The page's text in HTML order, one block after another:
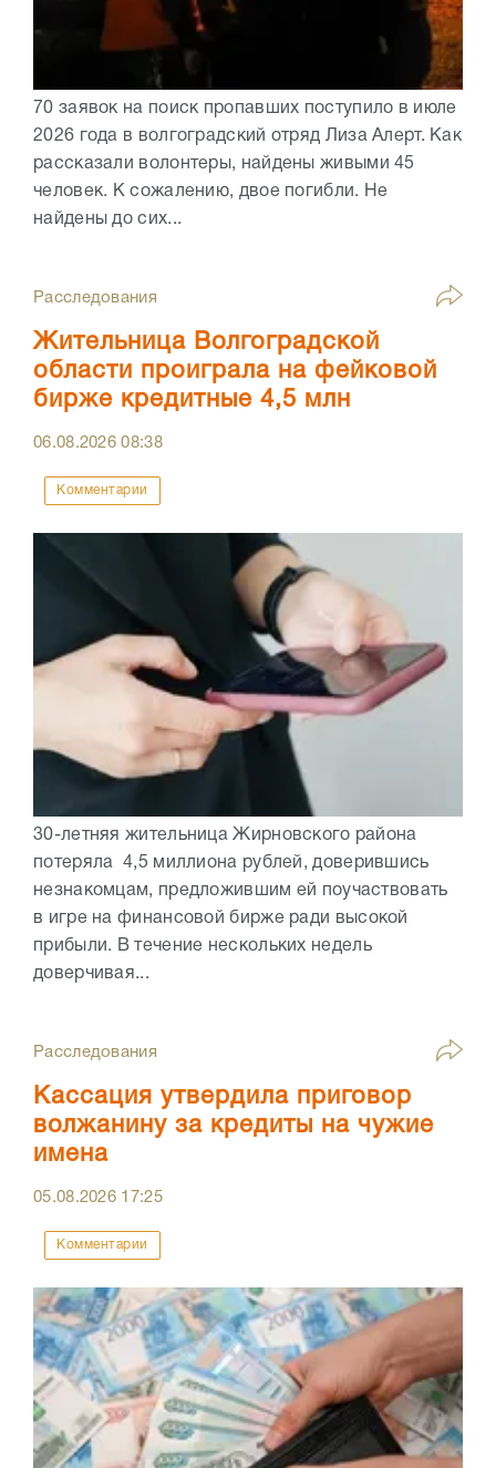
70 заявок на поиск пропавших поступило в июле
2026 года в волгоградский отряд Лиза Алерт. Как
рассказали волонтеры, найдены живыми 45
человек. К сожалению, двое погибли. Не
найдены до сих...
Расследования
Жительница Волгоградской
области проиграла на фейковой
бирже кредитные 4,5 млн
06.08.202608:38
Комментарии
30-летняя жительница Жирновского района
потеряла 4,5 миллиона рублей, доверившись
незнакомцам, предложившим ей поучаствовать
в игре на финансовой бирже ради высокой
прибыли. В течение нескольких недель
доверчивая...
Расследования
Кассация утвердила приговор
волжанину за кредиты на чужие
имена
05.08.2026 17:25
Комментарии